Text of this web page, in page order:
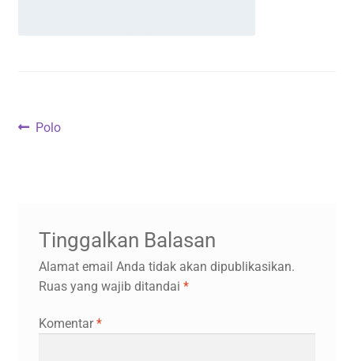
Navigasi
Previous
Polo
Tinggalkan Balasan
Alamat email Anda tidak akan dipublikasikan.
Ruas yang wajib ditandai *
Komentar*